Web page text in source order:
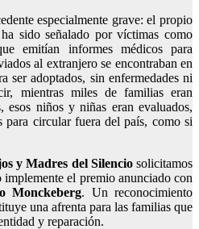
especialmente grave: el propio
ha sido señalado por víctimas como
emitían informes médicos para
al extranjero se encontraban en
ser adoptados, sin enfermedades ni
mientras miles de familias eran
esos niños y niñas eran evaluados,
para circular fuera del país, como si
y Madres del Silenciosolicitamos
implemente el premio anunciado con
Monckeberg. Un reconocimiento
una afrenta para las familias que
y reparación.